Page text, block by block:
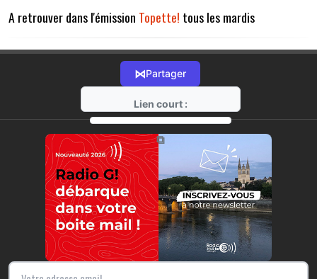
A retrouver dans l'émission Topette! tous les mardis
⋈Partager
Lien court :
https://radio-g.fr?11300
⧉